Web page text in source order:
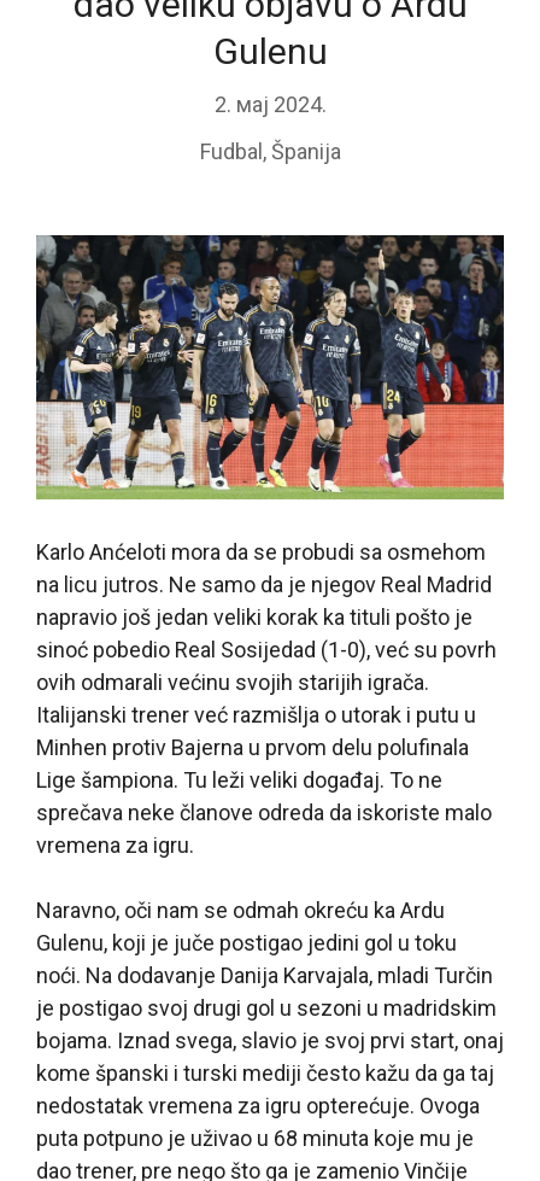
Gulenu
2. мај 2024.
Fudbal ,Španija
Karlo Anćeloti mora da se probudi sa osmehom
na licu jutros. Ne samo da je njegov Real Madrid
napravio još jedan veliki korak ka tituli pošto je
sinoć pobedio Real Sosijedad (1-0), već su povrh
ovih odmarali većinu svojih starijih igrača.
Italijanski trener već razmišlja o utorak i putu u
Minhen protiv Bajerna u prvom delu polufinala
Lige šampiona. Tu leži veliki događaj. To ne
sprečava neke članove odreda da iskoriste malo
vremena za igru.
Naravno, oči nam se odmah okreću ka Ardu
Gulenu, koji je juče postigao jedini gol u toku
noći. Na dodavanje Danija Karvajala, mladi Turčin
je postigao svoj drugi gol u sezoni u madridskim
bojama. Iznad svega, slavio je svoj prvi start, onaj
kome španski i turski mediji često kažu da ga taj
nedostatak vremena za igru opterećuje. Ovoga
puta potpuno je uživao u 68 minuta koje mu je
dao trener, pre nego što ga je zamenio Vinčije